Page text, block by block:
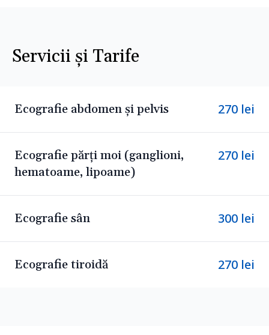
Servicii și Tarife
Ecografie abdomen și pelvis 270 lei
Ecografie părți moi (ganglioni,
hematoame, lipoame)
270 lei
Ecografie sân 300 lei
Ecografie tiroidă 270 lei